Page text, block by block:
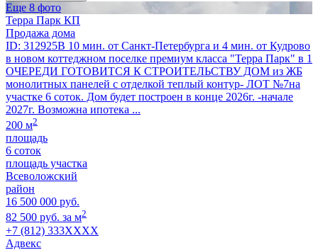
Еще 8 фото
Терра Парк КП
Продажа дома
ID: 312925В 10 мин. от Санкт-Петербурга и 4 мин. от Кудрово
в новом коттеджном поселке премиум класса "Терра Парк" в 1
ОЧЕРЕДИ ГОТОВИТСЯ К СТРОИТЕЛЬСТВУ ДОМ из ЖБ
монолитных панелей с отделкой теплый контур- ЛОТ №7на
участке 6 соток. Дом будет построен в конце 2026г. -начале
2027г. Возможна ипотека ...
200 м2
площадь
6 соток
площадь участка
Всеволожский
район
16 500 000 руб.
82 500 руб. за м2
+7 (812) 333XXXX
Адвекс